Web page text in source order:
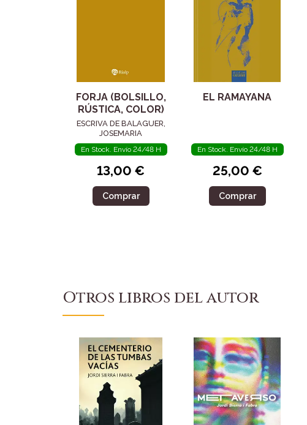
FORJA (BOLSILLO,
RÚSTICA, COLOR)
ESCRIVA DE BALAGUER,
JOSEMARIA
En Stock. Envío 24/48 H
13,00 €
Comprar
EL RAMAYANA
En Stock. Envío 24/48 H
25,00 €
Comprar
Otros libros del autor